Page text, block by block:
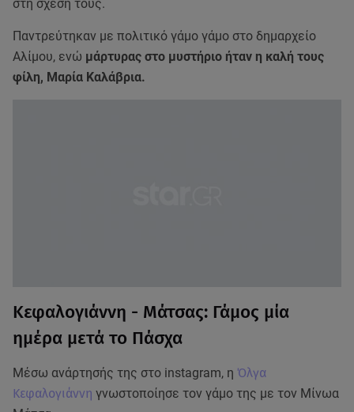
στη σχέση τους.
Παντρεύτηκαν με πολιτικό γάμο γάμο στο δημαρχείο
Αλίμου, ενώ μάρτυρας στο μυστήριο ήταν η καλή τους
φίλη, Μαρία Καλάβρια.
Κεφαλογιάννη - Μάτσας: Γάμος μία
ημέρα μετά το Πάσχα
Μέσω ανάρτησής της στο instagram, η Όλγα
Κεφαλογιάννη γνωστοποίησε τον γάμο της με τον Μίνωα